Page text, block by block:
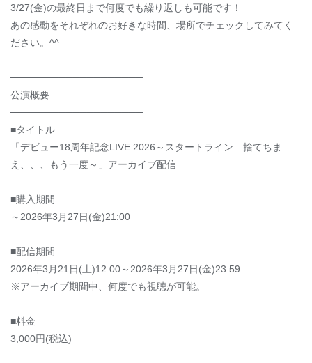
3/27(金)の最終日まで何度でも繰り返しも可能です！
あの感動をそれぞれのお好きな時間、場所でチェックしてみてく
ださい。^^
───────────────────
公演概要
───────────────────
■タイトル
「デビュー18周年記念LIVE 2026～スタートライン 捨てちま
え、、、もう一度～」アーカイブ配信
■購入期間
～2026年3月27日(金)21:00
■配信期間
2026年3月21日(土)12:00～2026年3月27日(金)23:59
※アーカイブ期間中、何度でも視聴が可能。
■料金
3,000円(税込)